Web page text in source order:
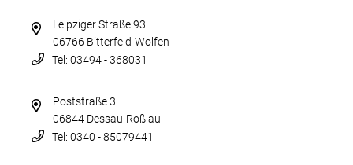
Leipziger Straße 93
06766 Bitterfeld-Wolfen
Tel: 03494 - 368031
Poststraße 3
06844 Dessau-Roßlau
Tel: 0340 - 85079441